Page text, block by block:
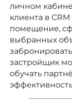
личном
клиента в
помещение,
выбранных
застройщик
обучать